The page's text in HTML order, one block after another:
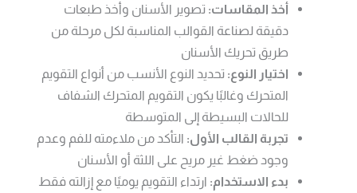
أخذ المقاسات: تصوير الأسنان وأخذ طبعات
دقيقة لصناعة القوالب المناسبة لكل مرحلة من
طريق تحريك الأسنان
اختيار النوع: تحديد النوع الأنسب من أنواع التقويم
المتحرك وغالبًا يكون التقويم المتحرك الشفاف
للحالات البسيطة إلى المتوسطة
تجربة القالب الأول: التأكد من ملاءمته للفم وعدم
وجود ضغط غير مريح على اللثة أو الأسنان
بدء الاستخدام: ارتداء التقويم يوميًا مع إزالته فقط